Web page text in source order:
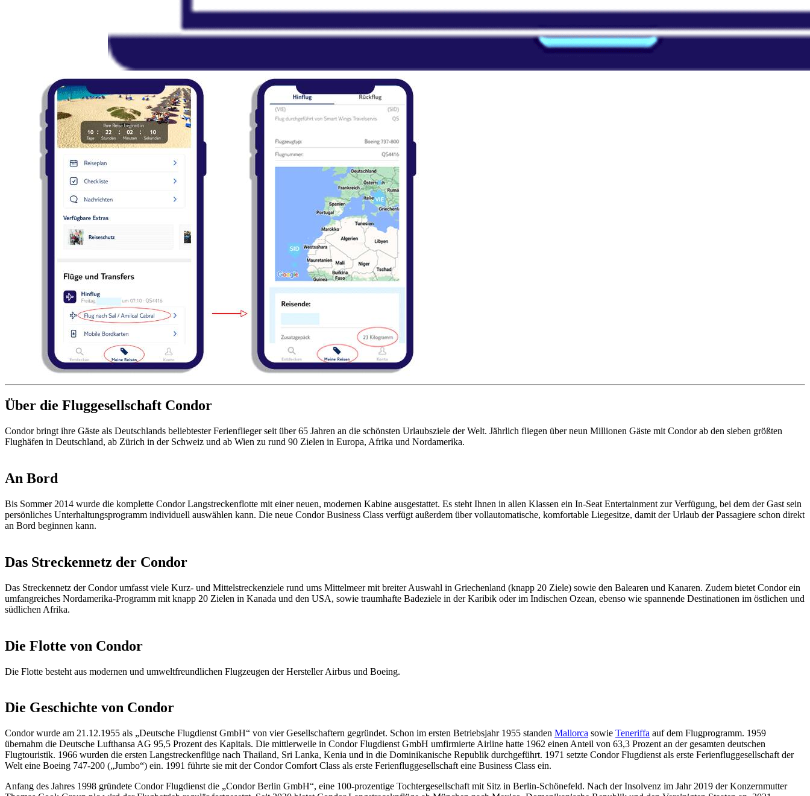
Über die Fluggesellschaft Condor
Condor bringt ihre Gäste als Deutschlands beliebtester Ferienflieger seit über 65 Jahren an die schönsten Urlaubsziele der Welt. Jährlich fliegen über neun Millionen Gäste mit Condor ab den sieben größten
Flughäfen in Deutschland, ab Zürich in der Schweiz und ab Wien zu rund 90 Zielen in Europa, Afrika und Nordamerika.
An Bord
Bis Sommer 2014 wurde die komplette Condor Langstreckenflotte mit einer neuen, modernen Kabine ausgestattet. Es steht Ihnen in allen Klassen ein In-Seat Entertainment zur Verfügung, bei dem der Gast sein
persönliches Unterhaltungsprogramm individuell auswählen kann. Die neue Condor Business Class verfügt außerdem über vollautomatische, komfortable Liegesitze, damit der Urlaub der Passagiere schon direkt
an Bord beginnen kann.
Das Streckennetz der Condor
Das Streckennetz der Condor umfasst viele Kurz- und Mittelstreckenziele rund ums Mittelmeer mit breiter Auswahl in Griechenland (knapp 20 Ziele) sowie den Balearen und Kanaren. Zudem bietet Condor ein
umfangreiches Nordamerika-Programm mit knapp 20 Zielen in Kanada und den USA, sowie traumhafte Badeziele in der Karibik oder im Indischen Ozean, ebenso wie spannende Destinationen im östlichen und
südlichen Afrika.
Die Flotte von Condor
Die Flotte besteht aus modernen und umweltfreundlichen Flugzeugen der Hersteller Airbus und Boeing.
Die Geschichte von Condor
Condor wurde am 21.12.1955 als „Deutsche Flugdienst GmbH“ von vier Gesellschaftern gegründet. Schon im ersten Betriebsjahr 1955 standen Mallorca sowie Teneriffa auf dem Flugprogramm. 1959
übernahm die Deutsche Lufthansa AG 95,5 Prozent des Kapitals. Die mittlerweile in Condor Flugdienst GmbH umfirmierte Airline hatte 1962 einen Anteil von 63,3 Prozent an der gesamten deutschen
Flugtouristik. 1966 wurden die ersten Langstreckenflüge nach Thailand, Sri Lanka, Kenia und in die Dominikanische Republik durchgeführt. 1971 setzte Condor Flugdienst als erste Ferienfluggesellschaft der
Welt eine Boeing 747-200 („Jumbo“) ein. 1991 führte sie mit der Condor Comfort Class als erste Ferienfluggesellschaft eine Business Class ein.
Anfang des Jahres 1998 gründete Condor Flugdienst die „Condor Berlin GmbH“, eine 100-prozentige Tochtergesellschaft mit Sitz in Berlin-Schönefeld. Nach der Insolvenz im Jahr 2019 der Konzernmutter